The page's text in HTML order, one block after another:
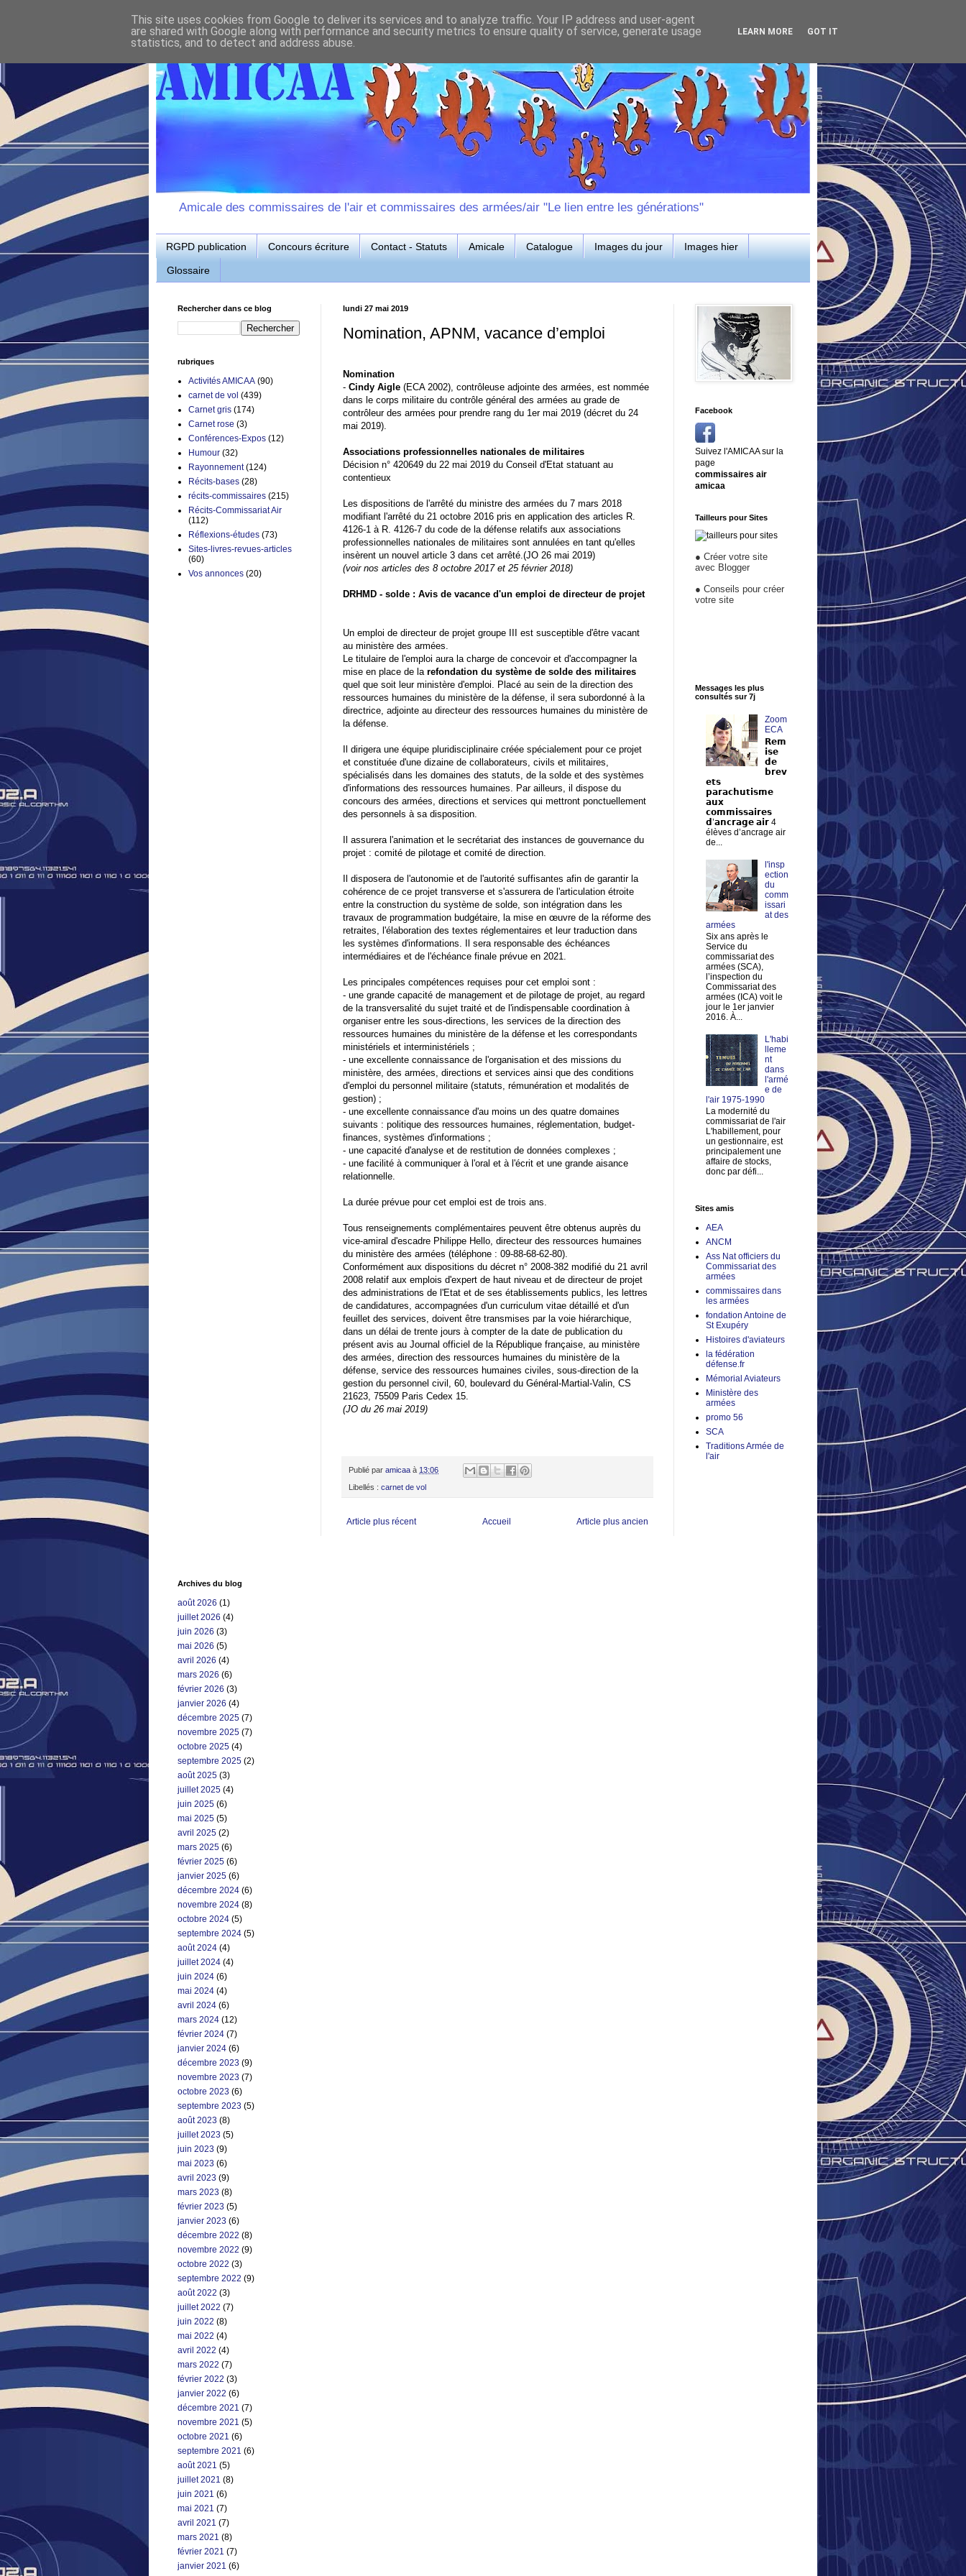
Amicale des commissaires de l'air et commissaires des armées/air "Le lien entre les générations"
RGPD publication Concours écriture Contact - Statuts Amicale Catalogue Images du jour Images hier
Glossaire
lundi 27 mai 2019
Nomination, APNM, vacance d’emploi
Nomination
- Cindy Aigle (ECA 2002), contrôleuse adjointe des armées, est nommée
dans le corps militaire du contrôle général des armées au grade de
contrôleur des armées pour prendre rang du 1er mai 2019 (décret du 24
mai 2019).
Associations professionnelles nationales de militaires
Décision n° 420649 du 22 mai 2019 du Conseil d'Etat statuant au
contentieux
Les dispositions de l'arrêté du ministre des armées du 7 mars 2018
modifiant l'arrêté du 21 octobre 2016 pris en application des articles R.
4126-1 à R. 4126-7 du code de la défense relatifs aux associations
professionnelles nationales de militaires sont annulées en tant qu'elles
insèrent un nouvel article 3 dans cet arrêté.(JO 26 mai 2019)
(voir nos articles des 8 octobre 2017 et 25 février 2018)
DRHMD - solde : Avis de vacance d'un emploi de directeur de projet
Un emploi de directeur de projet groupe III est susceptible d'être vacant
au ministère des armées.
Le titulaire de l'emploi aura la charge de concevoir et d'accompagner la
mise en place de la refondation du système de solde des militaires
quel que soit leur ministère d'emploi. Placé au sein de la direction des
ressources humaines du ministère de la défense, il sera subordonné à la
directrice, adjointe au directeur des ressources humaines du ministère de
la défense.
Il dirigera une équipe pluridisciplinaire créée spécialement pour ce projet
et constituée d'une dizaine de collaborateurs, civils et militaires,
spécialisés dans les domaines des statuts, de la solde et des systèmes
d'informations des ressources humaines. Par ailleurs, il dispose du
concours des armées, directions et services qui mettront ponctuellement
des personnels à sa disposition.
Il assurera l'animation et le secrétariat des instances de gouvernance du
projet : comité de pilotage et comité de direction.
Il disposera de l'autonomie et de l'autorité suffisantes afin de garantir la
cohérence de ce projet transverse et s'assurera de l'articulation étroite
entre la construction du système de solde, son intégration dans les
travaux de programmation budgétaire, la mise en œuvre de la réforme des
retraites, l'élaboration des textes réglementaires et leur traduction dans
les systèmes d'informations. Il sera responsable des échéances
intermédiaires et de l'échéance finale prévue en 2021.
Les principales compétences requises pour cet emploi sont :
- une grande capacité de management et de pilotage de projet, au regard
de la transversalité du sujet traité et de l'indispensable coordination à
organiser entre les sous-directions, les services de la direction des
ressources humaines du ministère de la défense et les correspondants
ministériels et interministériels ;
- une excellente connaissance de l'organisation et des missions du
ministère, des armées, directions et services ainsi que des conditions
d'emploi du personnel militaire (statuts, rémunération et modalités de
gestion) ;
- une excellente connaissance d'au moins un des quatre domaines
suivants : politique des ressources humaines, réglementation, budget-
finances, systèmes d'informations ;
- une capacité d'analyse et de restitution de données complexes ;
- une facilité à communiquer à l'oral et à l'écrit et une grande aisance
relationnelle.
La durée prévue pour cet emploi est de trois ans.
Tous renseignements complémentaires peuvent être obtenus auprès du
vice-amiral d'escadre Philippe Hello, directeur des ressources humaines
du ministère des armées (téléphone : 09-88-68-62-80).
Conformément aux dispositions du décret n° 2008-382 modifié du 21 avril
2008 relatif aux emplois d'expert de haut niveau et de directeur de projet
des administrations de l'Etat et de ses établissements publics, les lettres
de candidatures, accompagnées d'un curriculum vitae détaillé et d'un
feuillet des services, doivent être transmises par la voie hiérarchique,
dans un délai de trente jours à compter de la date de publication du
présent avis au Journal officiel de la République française, au ministère
des armées, direction des ressources humaines du ministère de la
défense, service des ressources humaines civiles, sous-direction de la
gestion du personnel civil, 60, boulevard du Général-Martial-Valin, CS
21623, 75509 Paris Cedex 15.
(JO du 26 mai 2019)
Publié par amicaa à 13:06
Libellés : carnet de vol
Article plus récent Article plus ancien
Accueil
Rechercher dans ce blog
rubriques
Activités AMICAA (90)
carnet de vol (439)
Carnet gris (174)
Carnet rose (3)
Conférences-Expos (12)
Humour (32)
Rayonnement (124)
Récits-bases (28)
récits-commissaires (215)
Récits-Commissariat Air
(112)
Réflexions-études (73)
Sites-livres-revues-articles
(60)
Vos annonces (20)
Facebook
Suivez l'AMICAA sur la
page
commissaires air
amicaa
Tailleurs pour Sites
● Créer votre site
avec Blogger
● Conseils pour créer
votre site
Messages les plus
consultés sur 7j
Zoom
ECA
𝗥𝗲𝗺
𝗶𝘀𝗲
𝗱𝗲
𝗯𝗿𝗲𝘃
𝗲𝘁𝘀
𝗽𝗮𝗿𝗮𝗰𝗵𝘂𝘁𝗶𝘀𝗺𝗲
𝗮𝘂𝘅
𝗰𝗼𝗺𝗺𝗶𝘀𝘀𝗮𝗶𝗿𝗲𝘀
𝗱’𝗮𝗻𝗰𝗿𝗮𝗴𝗲 𝗮𝗶𝗿 4
élèves d’ancrage air
de...
l'insp
ection
du
comm
issari
at des
armées
Six ans après le
Service du
commissariat des
armées (SCA),
l’inspection du
Commissariat des
armées (ICA) voit le
jour le 1er janvier
2016. À...
L'habi
lleme
nt
dans
l'armé
e de
l'air 1975-1990
La modernité du
commissariat de l'air
L'habillement, pour
un gestionnaire, est
principalement une
affaire de stocks,
donc par défi...
Sites amis
AEA
ANCM
Ass Nat officiers du
Commissariat des
armées
commissaires dans
les armées
fondation Antoine de
St Exupéry
Histoires d'aviateurs
la fédération
défense.fr
Mémorial Aviateurs
Ministère des
armées
promo 56
SCA
Traditions Armée de
l'air
Archives du blog
août 2026 (1)
juillet 2026 (4)
juin 2026 (3)
mai 2026 (5)
avril 2026 (4)
mars 2026 (6)
février 2026 (3)
janvier 2026 (4)
décembre 2025 (7)
novembre 2025 (7)
octobre 2025 (4)
septembre 2025 (2)
août 2025 (3)
juillet 2025 (4)
juin 2025 (6)
mai 2025 (5)
avril 2025 (2)
mars 2025 (6)
février 2025 (6)
janvier 2025 (6)
décembre 2024 (6)
novembre 2024 (8)
octobre 2024 (5)
septembre 2024 (5)
août 2024 (4)
juillet 2024 (4)
juin 2024 (6)
mai 2024 (4)
avril 2024 (6)
mars 2024 (12)
février 2024 (7)
janvier 2024 (6)
décembre 2023 (9)
novembre 2023 (7)
octobre 2023 (6)
septembre 2023 (5)
août 2023 (8)
juillet 2023 (5)
juin 2023 (9)
mai 2023 (6)
avril 2023 (9)
mars 2023 (8)
février 2023 (5)
janvier 2023 (6)
décembre 2022 (8)
novembre 2022 (9)
octobre 2022 (3)
septembre 2022 (9)
août 2022 (3)
juillet 2022 (7)
juin 2022 (8)
mai 2022 (4)
avril 2022 (4)
mars 2022 (7)
février 2022 (3)
janvier 2022 (6)
décembre 2021 (7)
novembre 2021 (5)
octobre 2021 (6)
septembre 2021 (6)
août 2021 (5)
juillet 2021 (8)
juin 2021 (6)
mai 2021 (7)
avril 2021 (7)
mars 2021 (8)
février 2021 (7)
janvier 2021 (6)
This site uses cookies from Google to deliver its services and to analyze traffic. Your IP address and user-agent
are shared with Google along with performance and security metrics to ensure quality of service, generate usage
statistics, and to detect and address abuse.
LEARN MORE GOT IT